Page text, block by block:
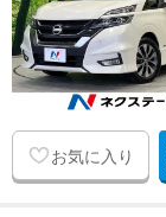
お気に入り